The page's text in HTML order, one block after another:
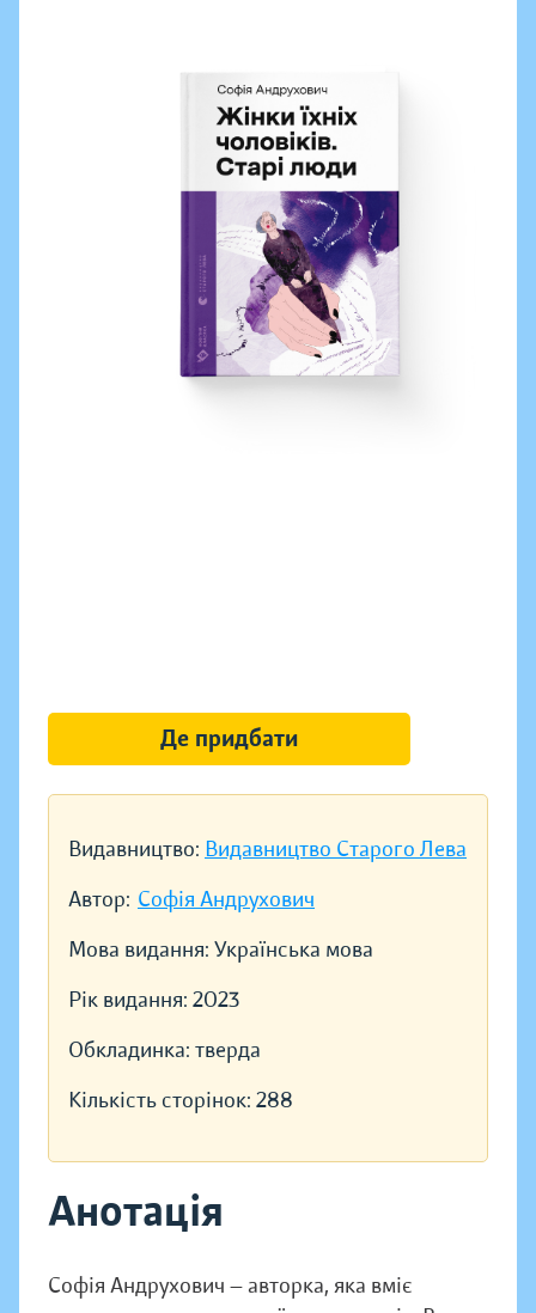
Видавництво: Видавництво Старого Лева
Автор: Софія Андрухович
Мова видання: Українська мова
Рік видання: 2023
Обкладинка: тверда
Кількість сторінок: 288
Анотація
Софія Андрухович — авторка, яка вміє
Де придбати